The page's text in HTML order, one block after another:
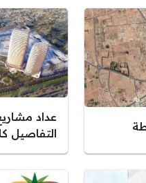
عداد
التفاصيل